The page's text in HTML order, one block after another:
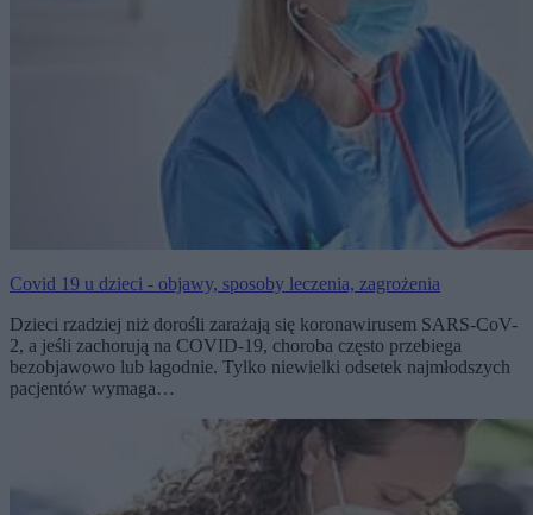
Covid 19 u dzieci - objawy, sposoby leczenia, zagrożenia
Dzieci rzadziej niż dorośli zarażają się koronawirusem SARS-CoV-
2, a jeśli zachorują na COVID-19, choroba często przebiega
bezobjawowo lub łagodnie. Tylko niewielki odsetek najmłodszych
pacjentów wymaga…